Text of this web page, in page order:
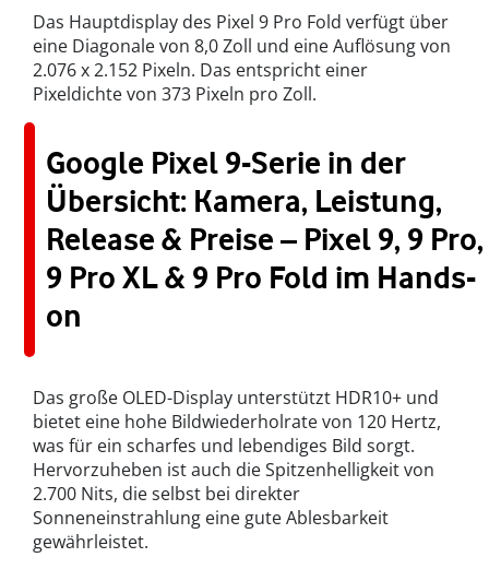
Das Hauptdisplay des Pixel 9 Pro Fold verfügt über
eine Diagonale von 8,0 Zoll und eine Auflösung von
2.076 x 2.152 Pixeln. Das entspricht einer
Pixeldichte von 373 Pixeln pro Zoll.
Google Pixel 9-Serie in der
Übersicht: Kamera, Leistung,
Release & Preise – Pixel 9, 9 Pro,
9 Pro XL & 9 Pro Fold im Hands-
on
Das große OLED-Display unterstützt HDR10+ und
bietet eine hohe Bildwiederholrate von 120 Hertz,
was für ein scharfes und lebendiges Bild sorgt.
Hervorzuheben ist auch die Spitzenhelligkeit von
2.700 Nits, die selbst bei direkter
Sonneneinstrahlung eine gute Ablesbarkeit
gewährleistet.